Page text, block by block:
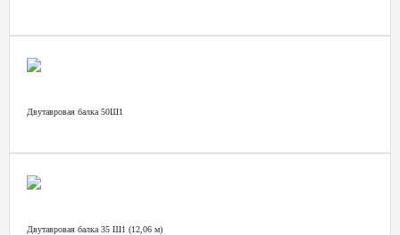
Двутавровая балка 50Ш1
Двутавровая балка 35 Ш1 (12,06 м)